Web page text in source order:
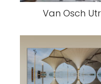
Van Osch